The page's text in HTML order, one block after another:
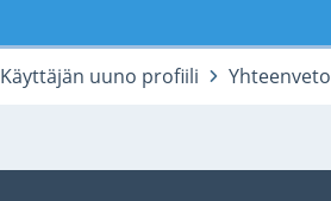
Käyttäjän uuno profiili Yhteenveto